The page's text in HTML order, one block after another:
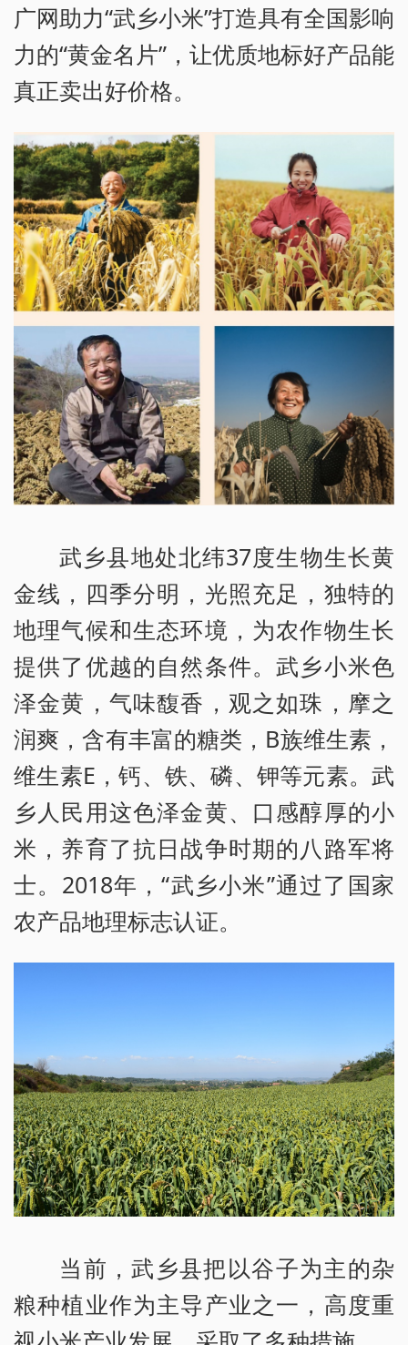
广网助力“武乡小米”打造具有全国影响
力的“黄金名片”，让优质地标好产品能
真正卖出好价格。
武乡县地处北纬37度生物生长黄
金线，四季分明，光照充足，独特的
地理气候和生态环境，为农作物生长
提供了优越的自然条件。武乡小米色
泽金黄，气味馥香，观之如珠，摩之
润爽，含有丰富的糖类，B族维生素，
维生素E，钙、铁、磷、钾等元素。武
乡人民用这色泽金黄、口感醇厚的小
米，养育了抗日战争时期的八路军将
士。2018年，“武乡小米”通过了国家
农产品地理标志认证。
当前，武乡县把以谷子为主的杂
粮种植业作为主导产业之一，高度重